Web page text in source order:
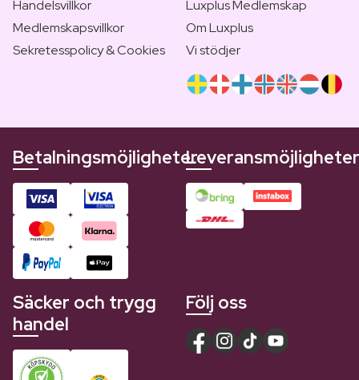
Handelsvillkor
Medlemskapsvillkor
Sekretesspolicy & Cookies
Luxplus Medlemskap
Om Luxplus
Vi stödjer
BetalningsmöjligheterLeveransmöjligheter
Säcker och trygg
handel
Följ oss